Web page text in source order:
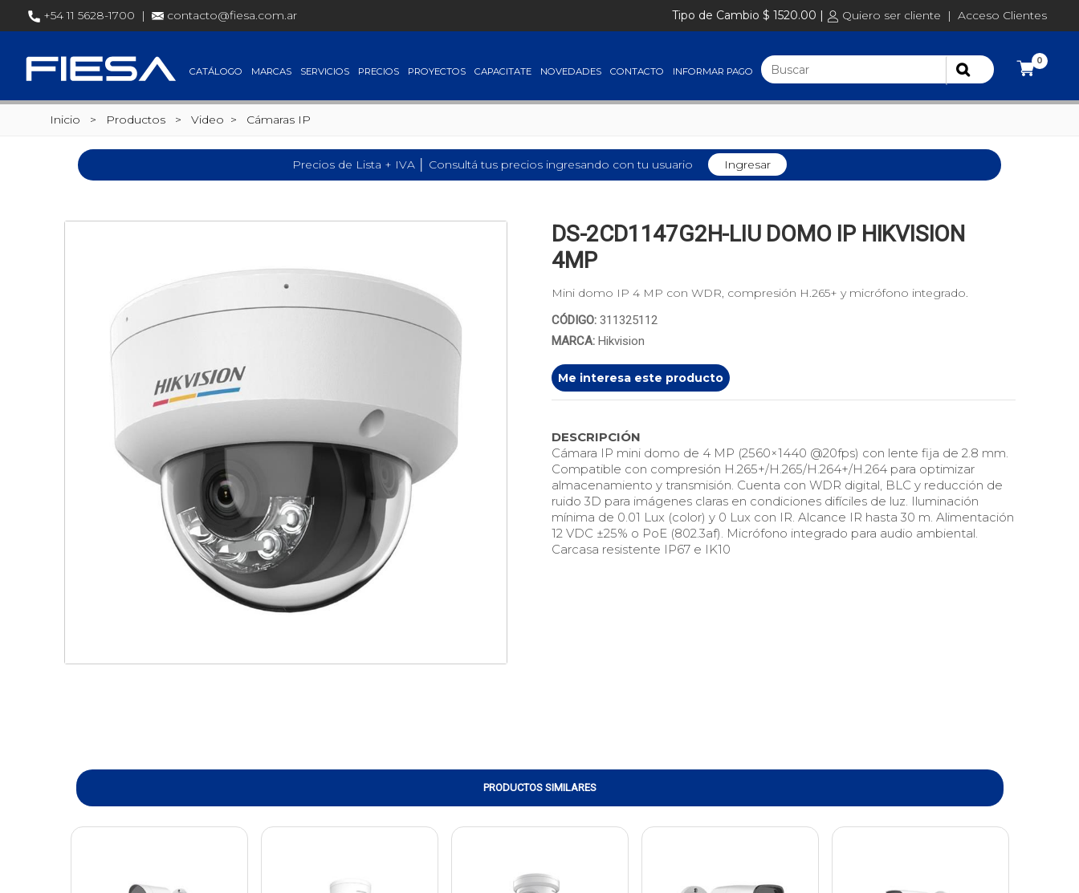
+54 11 5628-1700 | contacto@fiesa.com.ar Tipo de Cambio $ 1520.00 | Quiero ser cliente | Acceso Clientes
0
CATÁLOGO MARCAS SERVICIOS PRECIOS PROYECTOS CAPACITATE NOVEDADES CONTACTO INFORMAR PAGO
Inicio > Productos > Video > Cámaras IP
Precios de Lista + IVA │ Consultá tus precios ingresando con tu usuario Ingresar
DS-2CD1147G2H-LIU DOMO IP HIKVISION
4MP
Mini domo IP 4 MP con WDR, compresión H.265+ y micrófono integrado.
CÓDIGO: 311325112
MARCA: Hikvision
Me interesa este producto
DESCRIPCIÓN
Cámara IP mini domo de 4 MP (2560×1440 @20fps) con lente fija de 2.8 mm.
Compatible con compresión H.265+/H.265/H.264+/H.264 para optimizar
almacenamiento y transmisión. Cuenta con WDR digital, BLC y reducción de
ruido 3D para imágenes claras en condiciones difíciles de luz. Iluminación
mínima de 0.01 Lux (color) y 0 Lux con IR. Alcance IR hasta 30 m. Alimentación
12 VDC ±25% o PoE (802.3af). Micrófono integrado para audio ambiental.
Carcasa resistente IP67 e IK10
PRODUCTOS SIMILARES